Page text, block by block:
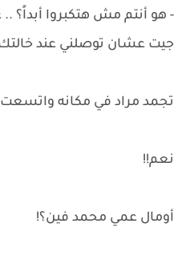
- هو أنتم مش هتكبروا أبداً؟
جيت عشان توصلني عند
تجمد مراد في مكانه
نعم!!
أومال عمي محمد فين؟!